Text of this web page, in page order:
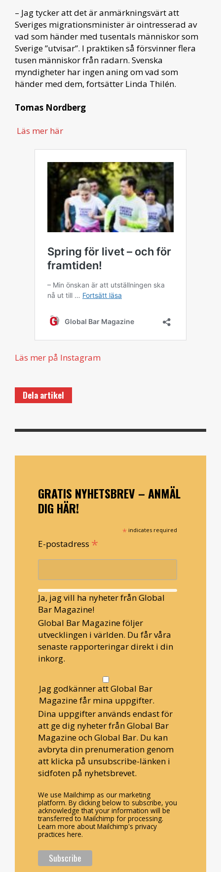
– Jag tycker att det är anmärkningsvärt att
Sveriges migrationsminister är ointresserad av
vad som händer med tusentals människor som
Sverige ”utvisar”. I praktiken så försvinner flera
tusen människor från radarn. Svenska
myndigheter har ingen aning om vad som
händer med dem, fortsätter Linda Thilén.
Tomas Nordberg
Läs mer här
Läs mer på Instagram
Dela artikel
GRATIS NYHETSBREV – ANMÄL
DIG HÄR!
* indicates required
E-postadress *
Ja, jag vill ha nyheter från Global
Bar Magazine!
Global Bar Magazine följer
utvecklingen i världen. Du får våra
senaste rapporteringar direkt i din
inkorg.
Jag godkänner att Global Bar
Magazine får mina uppgifter.
Dina uppgifter används endast för
att ge dig nyheter från Global Bar
Magazine och Global Bar. Du kan
avbryta din prenumeration genom
att klicka på unsubscribe-länken i
sidfoten på nyhetsbrevet.
We use Mailchimp as our marketing
platform. By clicking below to subscribe, you
acknowledge that your information will be
transferred to Mailchimp for processing.
Learn more about Mailchimp's privacy
practices here.